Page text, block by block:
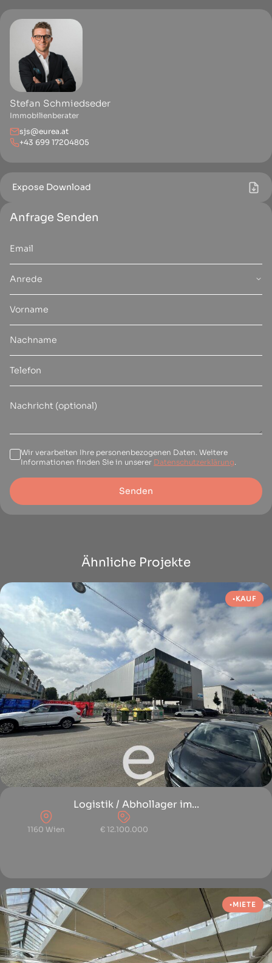
Stefan Schmiedseder
Immobilienberater
sjs@eurea.at
+43 699 17204805
Expose Download
Anfrage Senden
Anrede
Wir verarbeiten Ihre personenbezogenen Daten. Weitere
Informationen finden Sie in unserer Datenschutzerklärung.
Senden
Ähnliche Projekte
KAUF
Logistik / Abhollager im...
1160 Wien € 12.100.000
MIETE